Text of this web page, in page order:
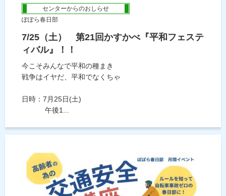
センターからのおしらせ
ぽぽら春日部
7/25（土） 第21回かすかべ『平和フェステ
ィバル』！！
今こそみんなで平和の種まき
戦争はイヤだ、平和でなくちゃ
日時：7月25日(土)
午後1...